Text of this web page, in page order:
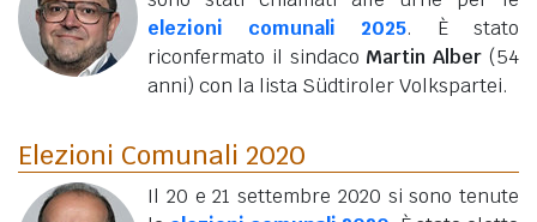
elezioni comunali 2025. È stato
riconfermato il sindaco Martin Alber (54
anni) con la lista Südtiroler Volkspartei.
Elezioni Comunali 2020
Il 20 e 21 settembre 2020 si sono tenute